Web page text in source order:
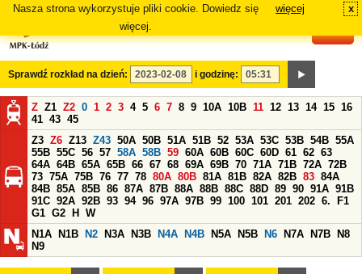
Nasza strona wykorzystuje pliki cookie. Dowiedz się
więcej.
więcej x
Sprawdź rozkład na dzień: i godzinę:
Z Z1 Z2 0 1 2 3 4 5 6 7 8 9 10A 10B 11 12 13 14 15 16
41 43 45
Z3 Z6 Z13 Z43 50A 50B 51A 51B 52 53A 53C 53B 54B 55A
55B 55C 56 57 58A 58B 59 60A 60B 60C 60D 61 62 63
64A 64B 65A 65B 66 67 68 69A 69B 70 71A 71B 72A 72B
73 75A 75B 76 77 78 80A 80B 81A 81B 82A 82B 83 84A
84B 85A 85B 86 87A 87B 88A 88B 88C 88D 89 90 91A 91B
91C 92A 92B 93 94 96 97A 97B 99 100 101 201 202 6.
F1
G1 G2 H
W
N1A
N1B N2 N3A N3B N4A N4B N5A N5B N6 N7A N7B
N8
N9